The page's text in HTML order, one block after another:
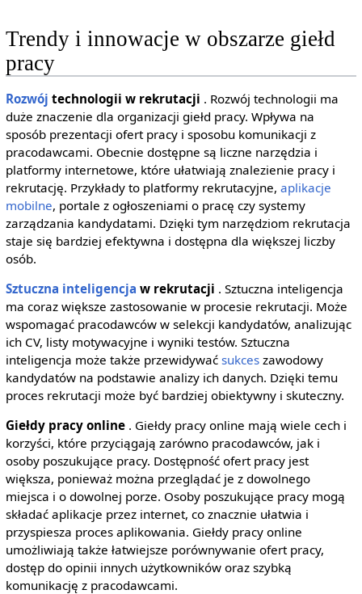
Trendy i innowacje w obszarze giełd
pracy
Rozwój technologii w rekrutacji . Rozwój technologii ma
duże znaczenie dla organizacji giełd pracy. Wpływa na
sposób prezentacji ofert pracy i sposobu komunikacji z
pracodawcami. Obecnie dostępne są liczne narzędzia i
platformy internetowe, które ułatwiają znalezienie pracy i
rekrutację. Przykłady to platformy rekrutacyjne, aplikacje
mobilne, portale z ogłoszeniami o pracę czy systemy
zarządzania kandydatami. Dzięki tym narzędziom rekrutacja
staje się bardziej efektywna i dostępna dla większej liczby
osób.
Sztuczna inteligencja w rekrutacji . Sztuczna inteligencja
ma coraz większe zastosowanie w procesie rekrutacji. Może
wspomagać pracodawców w selekcji kandydatów, analizując
ich CV, listy motywacyjne i wyniki testów. Sztuczna
inteligencja może także przewidywać sukceszawodowy
kandydatów na podstawie analizy ich danych. Dzięki temu
proces rekrutacji może być bardziej obiektywny i skuteczny.
Giełdy pracy online . Giełdy pracy online mają wiele cech i
korzyści, które przyciągają zarówno pracodawców, jak i
osoby poszukujące pracy. Dostępność ofert pracy jest
większa, ponieważ można przeglądać je z dowolnego
miejsca i o dowolnej porze. Osoby poszukujące pracy mogą
składać aplikacje przez internet, co znacznie ułatwia i
przyspiesza proces aplikowania. Giełdy pracy online
umożliwiają także łatwiejsze porównywanie ofert pracy,
dostęp do opinii innych użytkowników oraz szybką
komunikację z pracodawcami.